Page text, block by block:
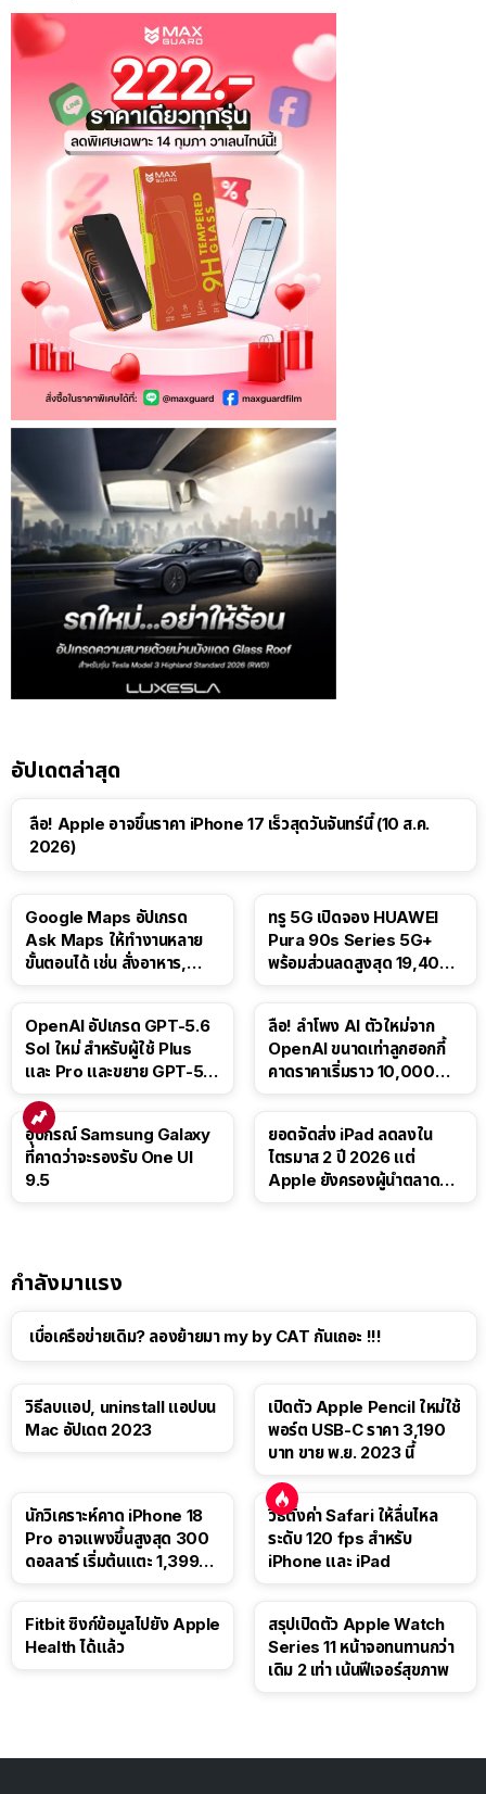
อัปเดตล่าสุด
ลือ! Apple อาจขึ้นราคา iPhone 17 เร็วสุดวันจันทร์นี้ (10 ส.ค.
2026)
Google Maps อัปเกรด
Ask Maps ให้ทำงานหลาย
ขั้นตอนได้ เช่น สั่งอาหาร,
ทรู 5G เปิดจอง HUAWEI
Pura 90s Series 5G+
พร้อมส่วนลดสูงสุด 19,400
OpenAI อัปเกรด GPT-5.6
Sol ใหม่ สำหรับผู้ใช้ Plus
และ Pro และขยาย GPT-5.6
ลือ! ลำโพง AI ตัวใหม่จาก
OpenAI ขนาดเท่าลูกฮอกกี้
คาดราคาเริ่มราว 10,000
อุปกรณ์ Samsung Galaxy
ที่คาดว่าจะรองรับ One UI
9.5
ยอดจัดส่ง iPad ลดลงใน
ไตรมาส 2 ปี 2026 แต่
Apple ยังครองผู้นำตลาด
กำลังมาแรง
เบื่อเครือข่ายเดิม? ลองย้ายมา my by CAT กันเถอะ !!!
วิธีลบแอป, uninstall แอปบน
Mac อัปเดต 2023
เปิดตัว Apple Pencil ใหม่ใช้
พอร์ต USB-C ราคา 3,190
บาท ขาย พ.ย. 2023 นี้
นักวิเคราะห์คาด iPhone 18
Pro อาจแพงขึ้นสูงสุด 300
ดอลลาร์ เริ่มต้นแตะ 1,399
วิธีตั้งค่า Safari ให้ลื่นไหล
ระดับ 120 fps สำหรับ
iPhone และ iPad
Fitbit ซิงก์ข้อมูลไปยัง Apple
Health ได้แล้ว
สรุปเปิดตัว Apple Watch
Series 11 หน้าจอทนทานกว่า
เดิม 2 เท่า เน้นฟีเจอร์สุขภาพ